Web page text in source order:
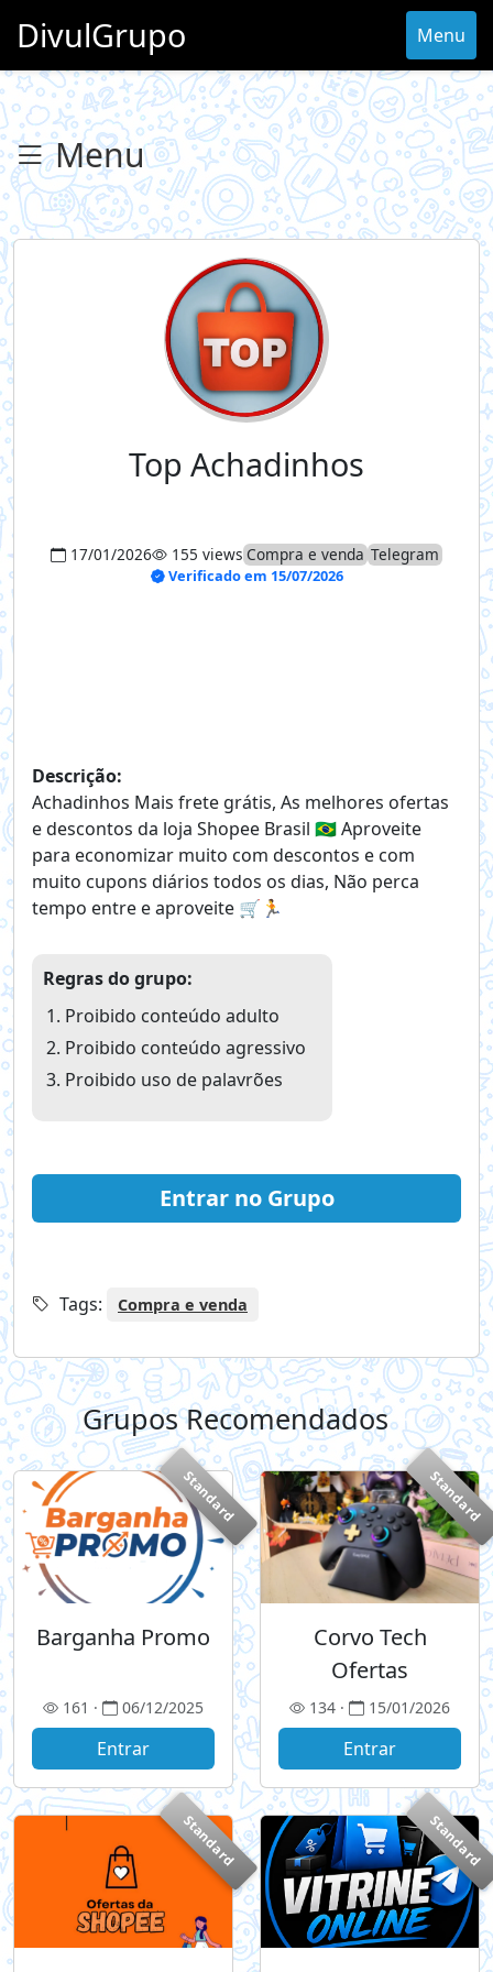
DivulGrupo Menu
Menu
Top Achadinhos
17/01/2026 155 views Compra e venda Telegram
Verificado em 15/07/2026
Descrição:
Achadinhos Mais frete grátis, As melhores ofertas
e descontos da loja Shopee Brasil 🇧🇷 Aproveite
para economizar muito com descontos e com
muito cupons diários todos os dias, Não perca
tempo entre e aproveite 🛒🏃
Regras do grupo:
Proibido conteúdo adulto
Proibido conteúdo agressivo
Proibido uso de palavrões
Entrar no Grupo
Tags: Compra e venda
Grupos Recomendados+
Standard
Barganha Promo
161 · 06/12/2025
Entrar
Standard
Corvo Tech
Ofertas
134 · 15/01/2026
Entrar
Standard Standard